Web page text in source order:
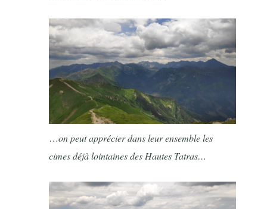
…on peut apprécier dans leur ensemble les
cimes déjà lointaines des Hautes Tatras…